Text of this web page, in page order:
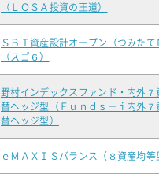
（ＬＯＳＡ投資の王道）
ＳＢＩ資産設計オープン（つみた
（スゴ６）
野村インデックスファンド・内外
替ヘッジ型（Ｆｕｎｄｓ－ｉ内外７
替ヘッジ型）
ｅＭＡＸＩＳバランス（８資産均等